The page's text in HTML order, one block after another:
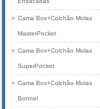
Cama Box+Colchão Molas
MasterPocket
Cama Box+Colchão Molas
SuperPocket
Cama Box+Colchão Molas
Bonnel